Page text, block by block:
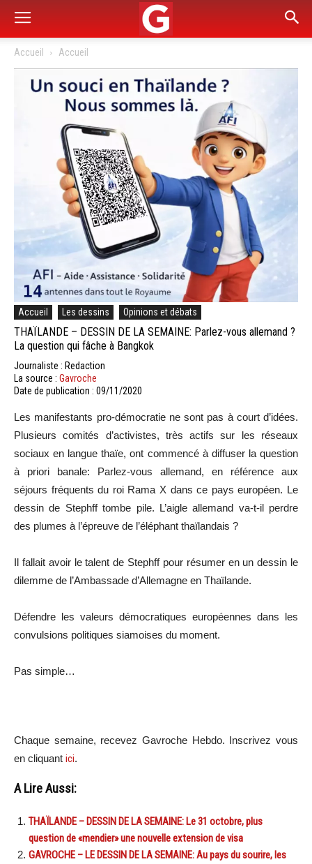
Accueil Accueil
Accueil Les dessins Opinions et débats
THAÏLANDE – DESSIN DE LA SEMAINE: Parlez-vous allemand ?
La question qui fâche à Bangkok
Journaliste : Redaction
La source : Gavroche
Date de publication : 09/11/2020
Les manifestants pro-démocratie ne sont pas à court d’idées.
Plusieurs comités d’activistes, très actifs sur les réseaux
sociaux en langue thaïe, ont commencé à diffuser la question
à priori banale: Parlez-vous allemand, en référence aux
séjours fréquents du roi Rama X dans ce pays européen. Le
dessin de Stephff tombe pile. L’aigle allemand va-t-il perdre
des plumes à l’épreuve de l’éléphant thaïlandais ?
Il fallait avoir le talent de Stephff pour résumer en un dessin le
dilemme de l’Ambassade d’Allemagne en Thaïlande.
Défendre les valeurs démocratiques européennes dans les
convulsions politiques siamoises du moment.
Pas simple…
Chaque semaine, recevez Gavroche Hebdo. Inscrivez vous
en cliquant ici.
A Lire Aussi:
THAÏLANDE – DESSIN DE LA SEMAINE: Le 31 octobre, plus
question de «mendier» une nouvelle extension de visa
GAVROCHE – LE DESSIN DE LA SEMAINE: Au pays du sourire, les